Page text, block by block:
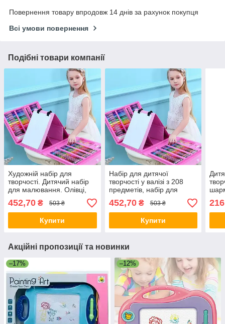
Повернення товару впродовж 14 днів за рахунок покупця
Всі умови повернення
Подібні товари компанії
Художній набір для
творчості. Дитячий набір
для малювання. Олівці,
пензлики, крейди
452,70 ₴ 503 ₴
Купити
Набір для дитячої
творчості у валізі з 208
предметів, набір для
452,70₴ 503 ₴
Купити
87
216
Акційні пропозиції та новинки
–17% –12%